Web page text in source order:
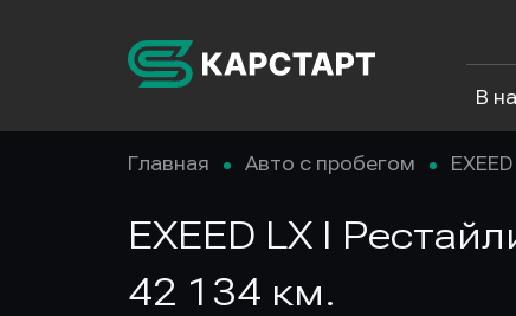
В
Главная Авто с пробегом EXEED
EXEED LX I
42 134 км.